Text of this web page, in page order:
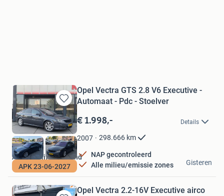
Bewaren
in
Mijn
Favorieten
APK 23-06-2027
Opel Vectra GTS 2.8 V6 Executive -
Automaat - Pdc - Stoelver
€ 1.998,- Details
2007 298.666 km
NAP gecontroleerd
Alle milieu/emissie zones
Autobedrijf Kaatsland
Sneek
Gisteren
Opel Vectra 2.2-16V Executive airco